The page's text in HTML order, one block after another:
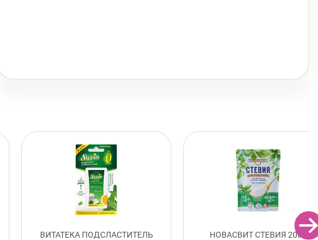
ВИТАТЕКА ПОДСЛАСТИТЕЛЬ
НОВАСВИТ СТЕВИЯ 200Г